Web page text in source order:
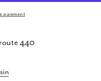
paiement
440